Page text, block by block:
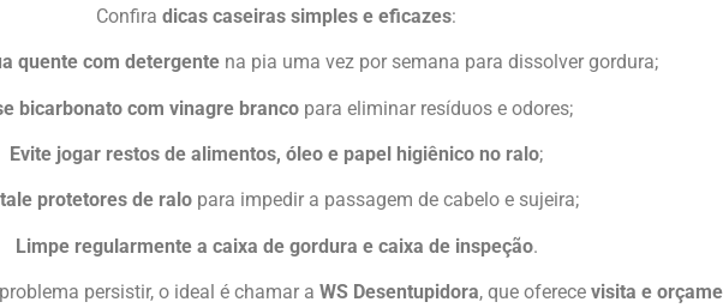
Confira dicas caseiras simples e eficazes:
quente com detergentena pia uma vez por semana para dissolver gordura;
bicarbonato com vinagre brancopara eliminar resíduos e odores;
Evite jogar restos de alimentos, óleo e papel higiênico no ralo;
protetores de ralo para impedir a passagem de cabelo e sujeira;
Limpe regularmente a caixa de gordura e caixa de inspeção.
persistir, o ideal é chamar a WS Desentupidora, que oferece visita e